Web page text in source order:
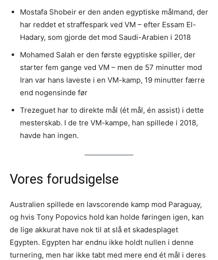
Mostafa Shobeir er den anden egyptiske målmand, der
har reddet et straffespark ved VM – efter Essam El-
Hadary, som gjorde det mod Saudi-Arabien i 2018
Mohamed Salah er den første egyptiske spiller, der
starter fem gange ved VM – men de 57 minutter mod
Iran var hans laveste i en VM-kamp, 19 minutter færre
end nogensinde før
Trezeguet har to direkte mål (ét mål, én assist) i dette
mesterskab. I de tre VM-kampe, han spillede i 2018,
havde han ingen.
Vores forudsigelse
Australien spillede en lavscorende kamp mod Paraguay,
og hvis Tony Popovics hold kan holde føringen igen, kan
de lige akkurat have nok til at slå et skadesplaget
Egypten. Egypten har endnu ikke holdt nullen i denne
turnering, men har ikke tabt med mere end ét mål i deres